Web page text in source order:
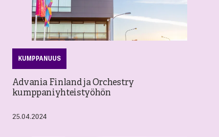
KUMPPANUUS
Advania Finland ja Orchestry
kumppaniyhteistyöhön
25.04.2024